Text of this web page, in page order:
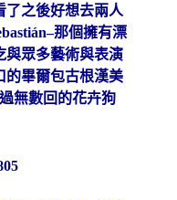
了之後好想去兩人
那個擁有漂
與眾多藝術與表演
的畢爾包古根漢美
無數回的花卉狗